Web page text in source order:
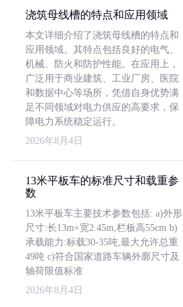
浇筑母线槽的特点和应用领域
本文详细介绍了浇筑母线槽的特点和
应用领域。其特点包括良好的电气、
机械、防火和防护性能。在应用上，
广泛用于商业建筑、工业厂房、医院
和数据中心等场所，凭借自身优势满
足不同领域对电力供应的高要求，保
障电力系统稳定运行。
2026年8月4日
13米平板车的标准尺寸和载重参
数
13米平板车主要技术参数包括: a)外形
尺寸:长13m×宽2.45m,栏板高55cm b)
承载能力:标载30-35吨,最大允许总重
49吨 c)符合国家道路车辆外廓尺寸及
轴荷限值标准
2026年8月4日